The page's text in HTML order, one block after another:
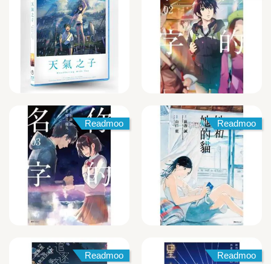
Readmoo Readmoo
Readmoo Readmoo